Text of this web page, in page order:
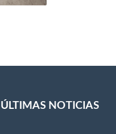
ÚLTIMAS NOTICIAS